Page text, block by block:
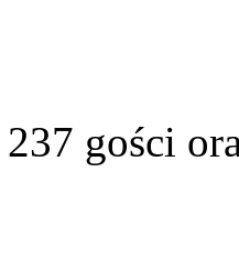
237 gości